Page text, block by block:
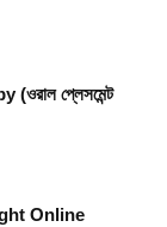
প্লেসমেন্ট
Online